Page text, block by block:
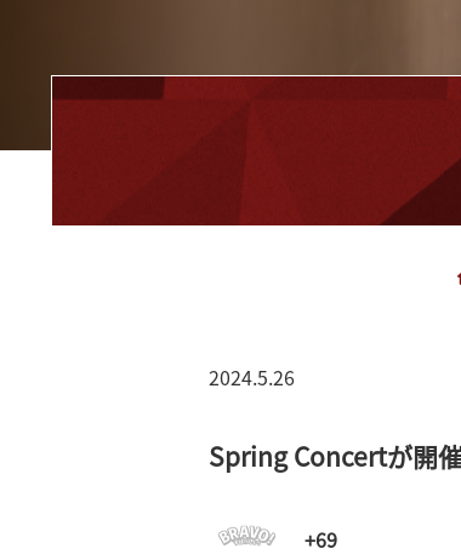
2024.5.26
Spring Concertが開
+69